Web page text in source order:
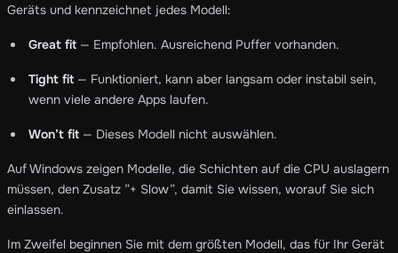
Geräts und kennzeichnet jedes Modell:
Great fit — Empfohlen. Ausreichend Puffer vorhanden.
Tight fit — Funktioniert, kann aber langsam oder instabil sein,
wenn viele andere Apps laufen.
Won’t fit — Dieses Modell nicht auswählen.
Auf Windows zeigen Modelle, die Schichten auf die CPU auslagern
müssen, den Zusatz ”+ Slow”, damit Sie wissen, worauf Sie sich
einlassen.
Im Zweifel beginnen Sie mit dem größten Modell, das für Ihr Gerät